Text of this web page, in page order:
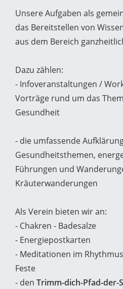
Unsere Aufgaben als
das Bereitstellen von
aus dem Bereich
Dazu zählen:
- Infoveranstaltungen /
Vorträge rund um das
Gesundheit
- die umfassende
Gesundheitsthemen,
Führungen und
Kräuterwanderungen
Als Verein bieten wir an:
- Chakren - Badesalze
- Energiepostkarten
- Meditationen im
Feste
- den Trimm-dich-Pfad-der-